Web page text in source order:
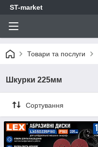
ST-market
Товари та послуги
Шкурки 225мм
Сортування